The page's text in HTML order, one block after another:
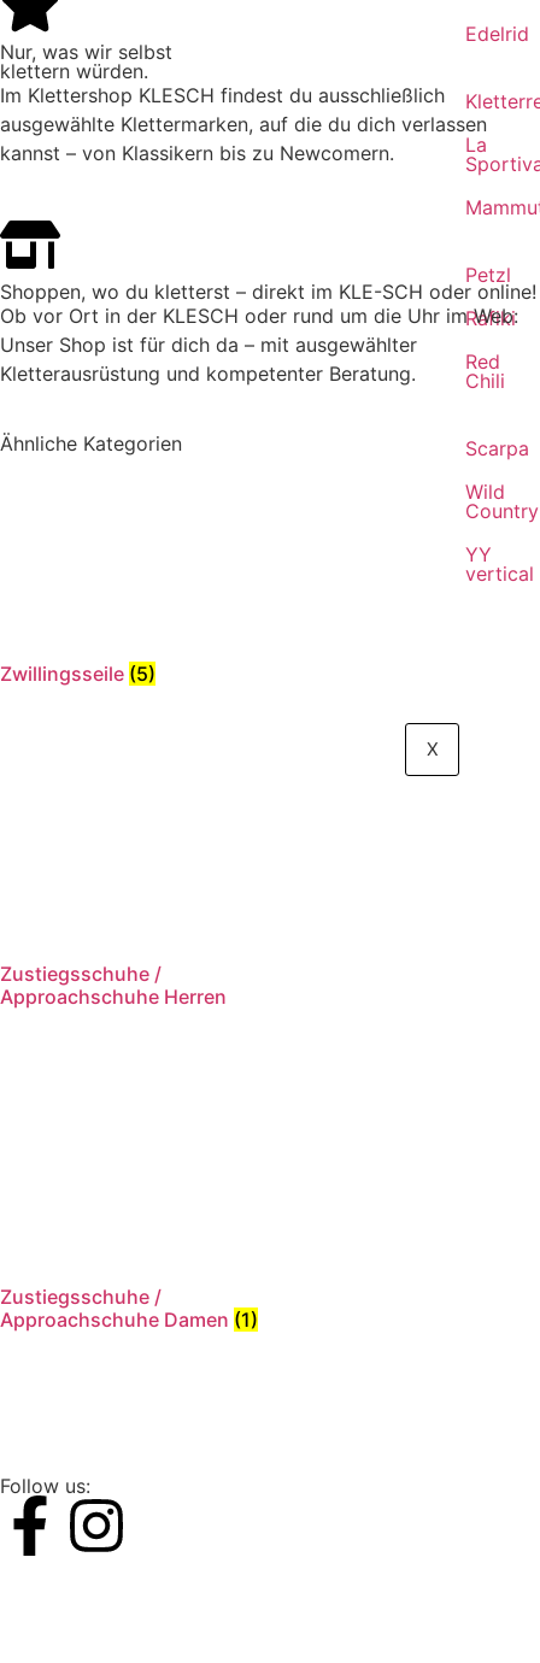
Edelrid
La
Petzl
Rafiki
Red
Chili
Scarpa
Wild
Country
YY
vertical
X
Nur, was wir selbst
klettern würden.
Im Klettershop KLESCH findest du ausschließlich
ausgewählte Klettermarken, auf die du dich verlassen
kannst – von Klassikern bis zu Newcomern.
Shoppen, wo du kletterst – direkt im KLE-SCH oder online!
Ob vor Ort in der KLESCH oder rund um die Uhr im Web:
Unser Shop ist für dich da – mit ausgewählter
Kletterausrüstung und kompetenter Beratung.
Ähnliche Kategorien
Zwillingsseile (5)
Zustiegsschuhe /
Approachschuhe Herren
Zustiegsschuhe /
Approachschuhe Damen (1)
Follow us: